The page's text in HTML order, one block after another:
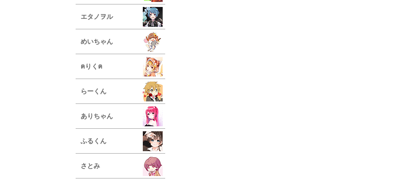
エタノヲル
めいちゃん
ฅりくฅ
らーくん
ありちゃん
ふるくん
さとみ